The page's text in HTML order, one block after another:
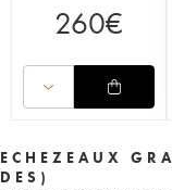
260€
ECHEZEAUX
DES)